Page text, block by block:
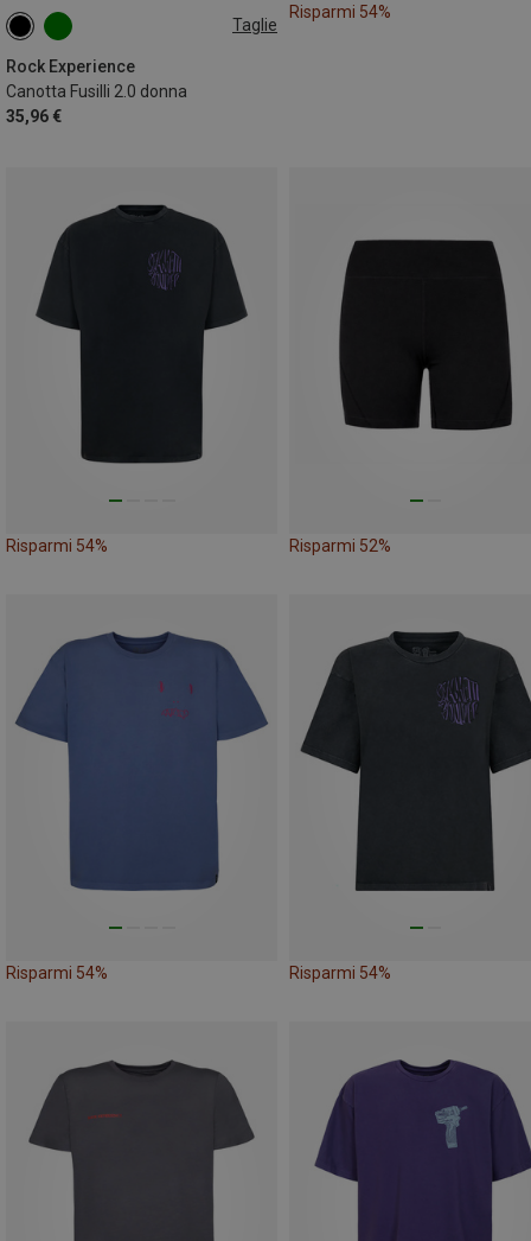
Taglie
Rock Experience
Canotta Fusilli 2.0 donna
35,96 €
XS S
Risparmi 54%
Risparmi 54% Risparmi 52%
Risparmi 54% Risparmi 54%